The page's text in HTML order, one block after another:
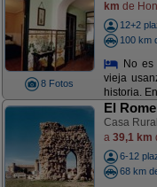
8 Fotos
km de
12+2
100 km
No es
vieja
historia.
El
Casa
a 39,1 km
6-12
68 km